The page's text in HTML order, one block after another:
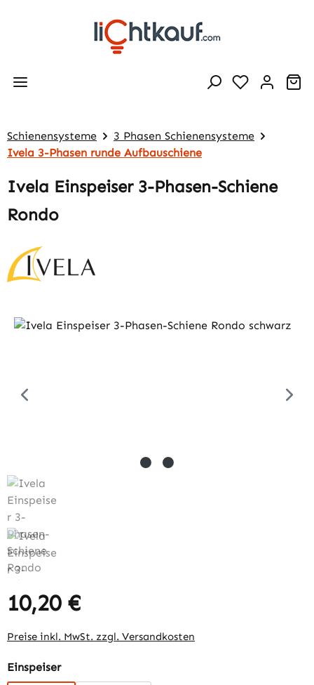
Zum Hauptinhalt springen
Schienensysteme
3 Phasen Schienensysteme
Ivela 3-Phasen runde Aufbauschiene
Ivela Einspeiser 3-Phasen-Schiene
Rondo
Bildergalerie überspringen
Regulärer Preis:
10,20 €
Preise inkl. MwSt. zzgl. Versandkosten
Einspeiserauswählen